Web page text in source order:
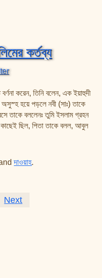
কর্তব্য
করেন, তিনি বলেন, এক ইয়াহুদী
হয়ে পড়লে নবী (সাঃ) তাকে
তাকে বললেনঃ তুমি ইসলাম গ্রহন
ছিল, পিতা তাকে বলল, আবুল
দাওয়াহ.
মুসলিমের কর্তব্য
Next